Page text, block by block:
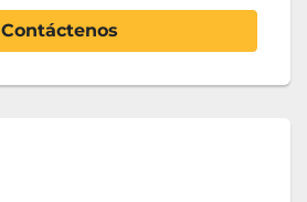
Contáctenos